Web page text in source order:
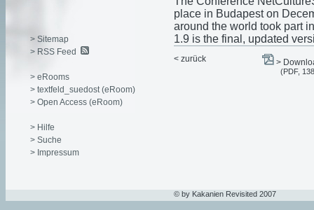
place in Budapest on
around the world took part
1.9 is the final, updated
< zurück >
(PDF,
> Sitemap
> RSS Feed
> eRooms
> textfeld_suedost (eRoom)
> Open Access (eRoom)
> Hilfe
> Suche
> Impressum
© by Kakanien Revisited 2007